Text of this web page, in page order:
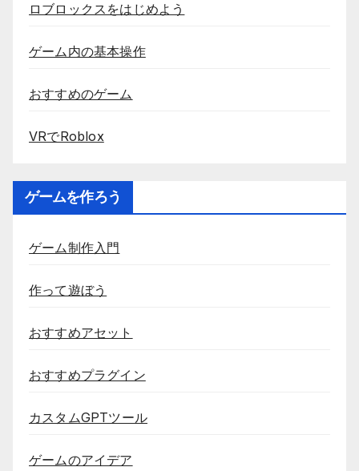
ロブロックスをはじめよう
ゲーム内の基本操作
おすすめのゲーム
VRでRoblox
ゲームを作ろう
ゲーム制作入門
作って遊ぼう
おすすめアセット
おすすめプラグイン
カスタムGPTツール
ゲームのアイデア